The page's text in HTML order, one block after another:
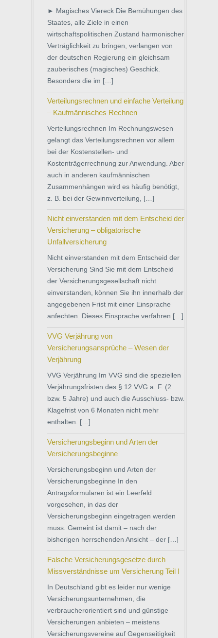
► Magisches Viereck Die Bemühungen des
Staates, alle Ziele in einen
wirtschaftspolitischen Zustand harmonischer
Verträglichkeit zu bringen, verlangen von
der deutschen Regierung ein gleichsam
zauberisches (magisches) Geschick.
Besonders die im […]
Verteilungsrechnen und einfache Verteilung
– Kaufmännisches Rechnen
Verteilungsrechnen Im Rechnungswesen
gelangt das Verteilungsrechnen vor allem
bei der Kostenstellen- und
Kostenträgerrechnung zur Anwendung. Aber
auch in anderen kaufmännischen
Zusammenhängen wird es häufig benötigt,
z. B. bei der Gewinnverteilung, […]
Nicht einverstanden mit dem Entscheid der
Versicherung – obligatorische
Unfallversicherung
Nicht einverstanden mit dem Entscheid der
Versicherung Sind Sie mit dem Entscheid
der Versicherungsgesellschaft nicht
einverstanden, können Sie ihn innerhalb der
angegebenen Frist mit einer Einsprache
anfechten. Dieses Einsprache verfahren […]
VVG Verjährung von
Versicherungsansprüche – Wesen der
Verjährung
VVG Verjährung Im VVG sind die speziellen
Verjährungsfristen des § 12 VVG a. F. (2
bzw. 5 Jahre) und auch die Ausschluss- bzw.
Klagefrist von 6 Monaten nicht mehr
enthalten. […]
Versicherungsbeginn und Arten der
Versicherungsbeginne
Versicherungsbeginn und Arten der
Versicherungsbeginne In den
Antragsformularen ist ein Leerfeld
vorgesehen, in das der
Versicherungsbeginn eingetragen werden
muss. Gemeint ist damit – nach der
bisherigen herrschenden Ansicht – der […]
Falsche Versicherungsgesetze durch
Missverständnisse um Versicherung Teil I
In Deutschland gibt es leider nur wenige
Versicherungsunternehmen, die
verbraucherorientiert sind und günstige
Versicherungen anbieten – meistens
Versicherungsvereine auf Gegenseitigkeit